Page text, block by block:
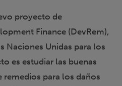
proyecto de
Finance (DevRem),
Naciones Unidas para los
es estudiar las buenas
para los daños